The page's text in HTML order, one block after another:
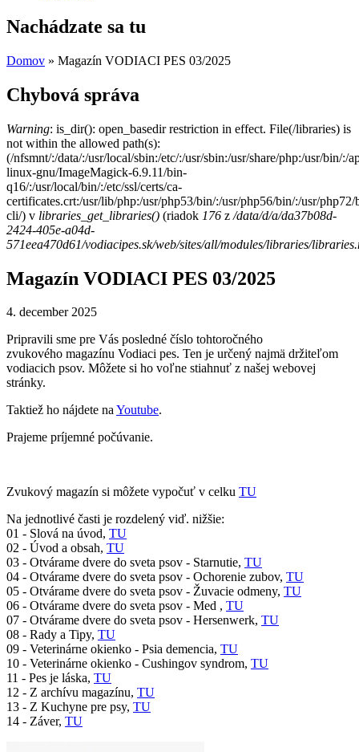
Nachádzate sa tu
Domov » Magazín VODIACI PES 03/2025
Chybová správa
Warning: is_dir(): open_basedir restriction in effect. File(/libraries) is
not within the allowed path(s):
(/nfsmnt/:/data/:/usr/local/sbin:/etc/:/usr/sbin:/usr/share/php:/usr/bin/
linux-gnu/ImageMagick-6.9.11/bin-
q16/:/usr/local/bin/:/etc/ssl/certs/ca-
certificates.crt:/usr/lib/php:/usr/php53/bin/:/usr/php56/bin/:/usr/
cli/) v libraries_get_libraries() (riadok 176 z /data/d/a/da37b08d-
2424-405e-a04d-
571eea470d61/vodiacipes.sk/web/sites/all/modules/libraries/
Magazín VODIACI PES 03/2025
4. december 2025
Pripravili sme pre Vás posledné číslo tohtoročného
zvukového magazínu Vodiaci pes. Ten je určený najmä držiteľom
vodiacich psov. Môžete si ho voľne stiahnuť z našej webovej
stránky.
Taktiež ho nájdete naYoutube.
Prajeme príjemné počúvanie.
Zvukový magazín si môžete vypočuť v celku TU
Na jednotlivé časti je rozdelený viď. nižšie:
01 - Slová na úvod, TU
02 - Úvod a obsah, TU
03 - Otvárame dvere do sveta psov - Starnutie, TU
04 - Otvárame dvere do sveta psov - Ochorenie zubov, TU
05 - Otvárame dvere do sveta psov - Žuvacie odmeny, TU
06 - Otvárame dvere do sveta psov - Med , TU
07 - Otvárame dvere do sveta psov - Hersenwerk, TU
08 - Rady a Tipy, TU
09 - Veterinárne okienko - Psia demencia, TU
10 - Veterinárne okienko - Cushingov syndrom, TU
11 - Pes je láska, TU
12 - Z archívu magazínu, TU
13 - Z Kuchyne pre psy, TU
14 - Záver, TU